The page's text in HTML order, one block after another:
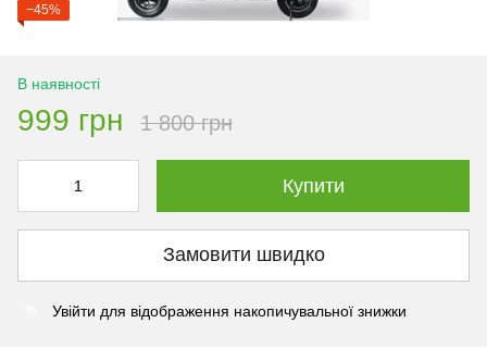
−45%
В наявності
999 грн 1 800 грн
Купити
Замовити швидко
Увійти для відображення накопичувальної знижки